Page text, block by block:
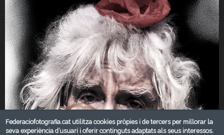
Federaciofotografia.cat utilitza cookies pròpies i de tercers per millorar la
seva experiència d’usuari i oferir continguts adaptats als seus interessos.